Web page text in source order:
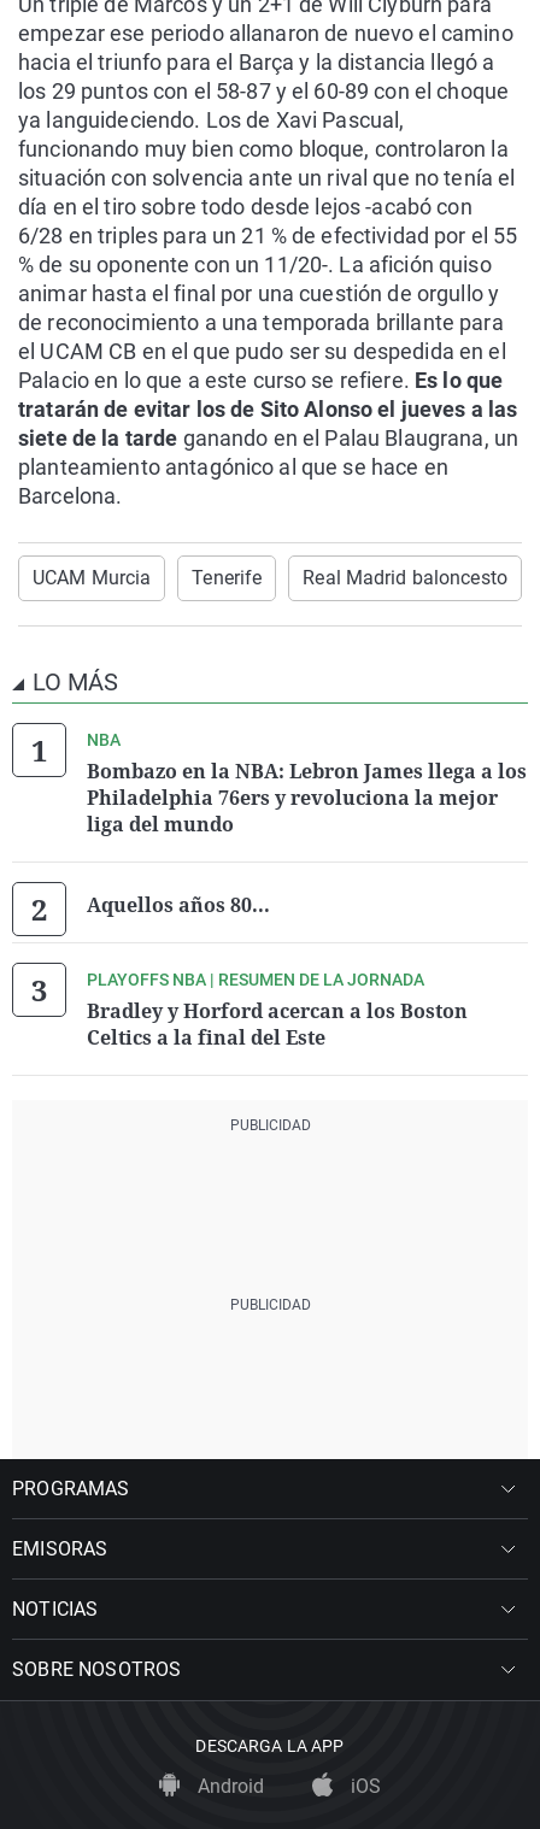
empezar ese periodo allanaron de nuevo el camino
hacia el triunfo para el Barça y la distancia llegó a
los 29 puntos con el 58-87 y el 60-89 con el choque
ya languideciendo. Los de Xavi Pascual,
funcionando muy bien como bloque, controlaron la
situación con solvencia ante un rival que no tenía el
día en el tiro sobre todo desde lejos -acabó con
6/28 en triples para un 21 % de efectividad por el 55
% de su oponente con un 11/20-. La afición quiso
animar hasta el final por una cuestión de orgullo y
de reconocimiento a una temporada brillante para
el UCAM CB en el que pudo ser su despedida en el
Palacio en lo que a este curso se refiere. Es lo que
tratarán de evitar los de Sito Alonso el jueves a las
siete de la tarde ganando en el Palau Blaugrana, un
planteamiento antagónico al que se hace en
Barcelona.
UCAM Murcia Tenerife Real Madrid baloncesto
LO MÁS
NBA
Bombazo en la NBA: Lebron James llega a los
Philadelphia 76ers y revoluciona la mejor
liga del mundo
Aquellos años 80...
PLAYOFFS NBA | RESUMEN DE LA JORNADA
Bradley y Horford acercan a los Boston
Celtics a la final del Este
PROGRAMAS
EMISORAS
NOTICIAS
SOBRE NOSOTROS
DESCARGA LA APP
Android iOS